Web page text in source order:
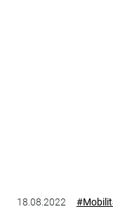
18.08.2022